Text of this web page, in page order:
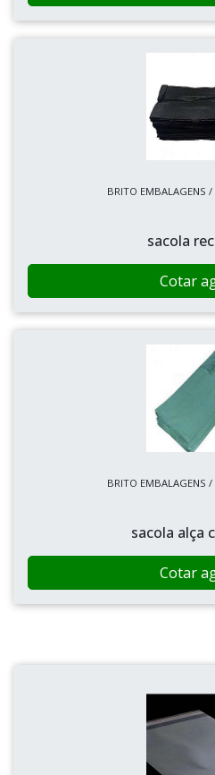
BRITO EMBALAGENS
sacola
Cotar
BRITO EMBALAGENS
sacola alça
Cotar